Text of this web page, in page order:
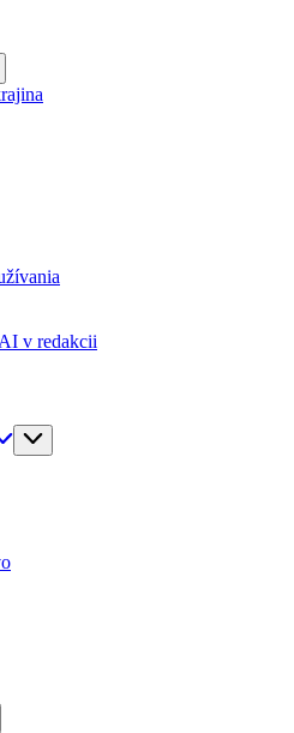
v redakcii